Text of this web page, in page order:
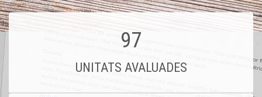
97
UNITATS AVALUADES